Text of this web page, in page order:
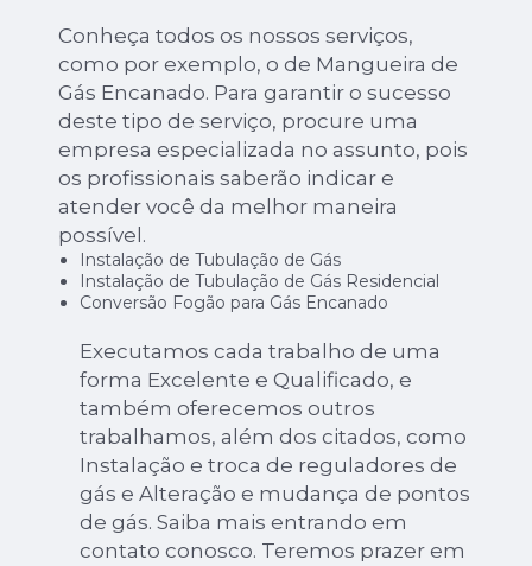
Conheça todos os nossos serviços,
como por exemplo, o de Mangueira de
Gás Encanado. Para garantir o sucesso
deste tipo de serviço, procure uma
empresa especializada no assunto, pois
os profissionais saberão indicar e
atender você da melhor maneira
possível.
Instalação de Tubulação de Gás
Instalação de Tubulação de Gás Residencial
Conversão Fogão para Gás Encanado
Executamos cada trabalho de uma
forma Excelente e Qualificado, e
também oferecemos outros
trabalhamos, além dos citados, como
Instalação e troca de reguladores de
gás e Alteração e mudança de pontos
de gás. Saiba mais entrando em
contato conosco. Teremos prazer em